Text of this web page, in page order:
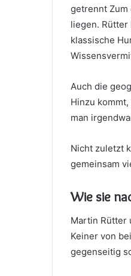
getrennt
liegen.
klassische
Auch die
Hinzu
man
Nicht zuletzt
gemeinsam
Wie sie
Martin Rütter
Keiner von
gegenseitig